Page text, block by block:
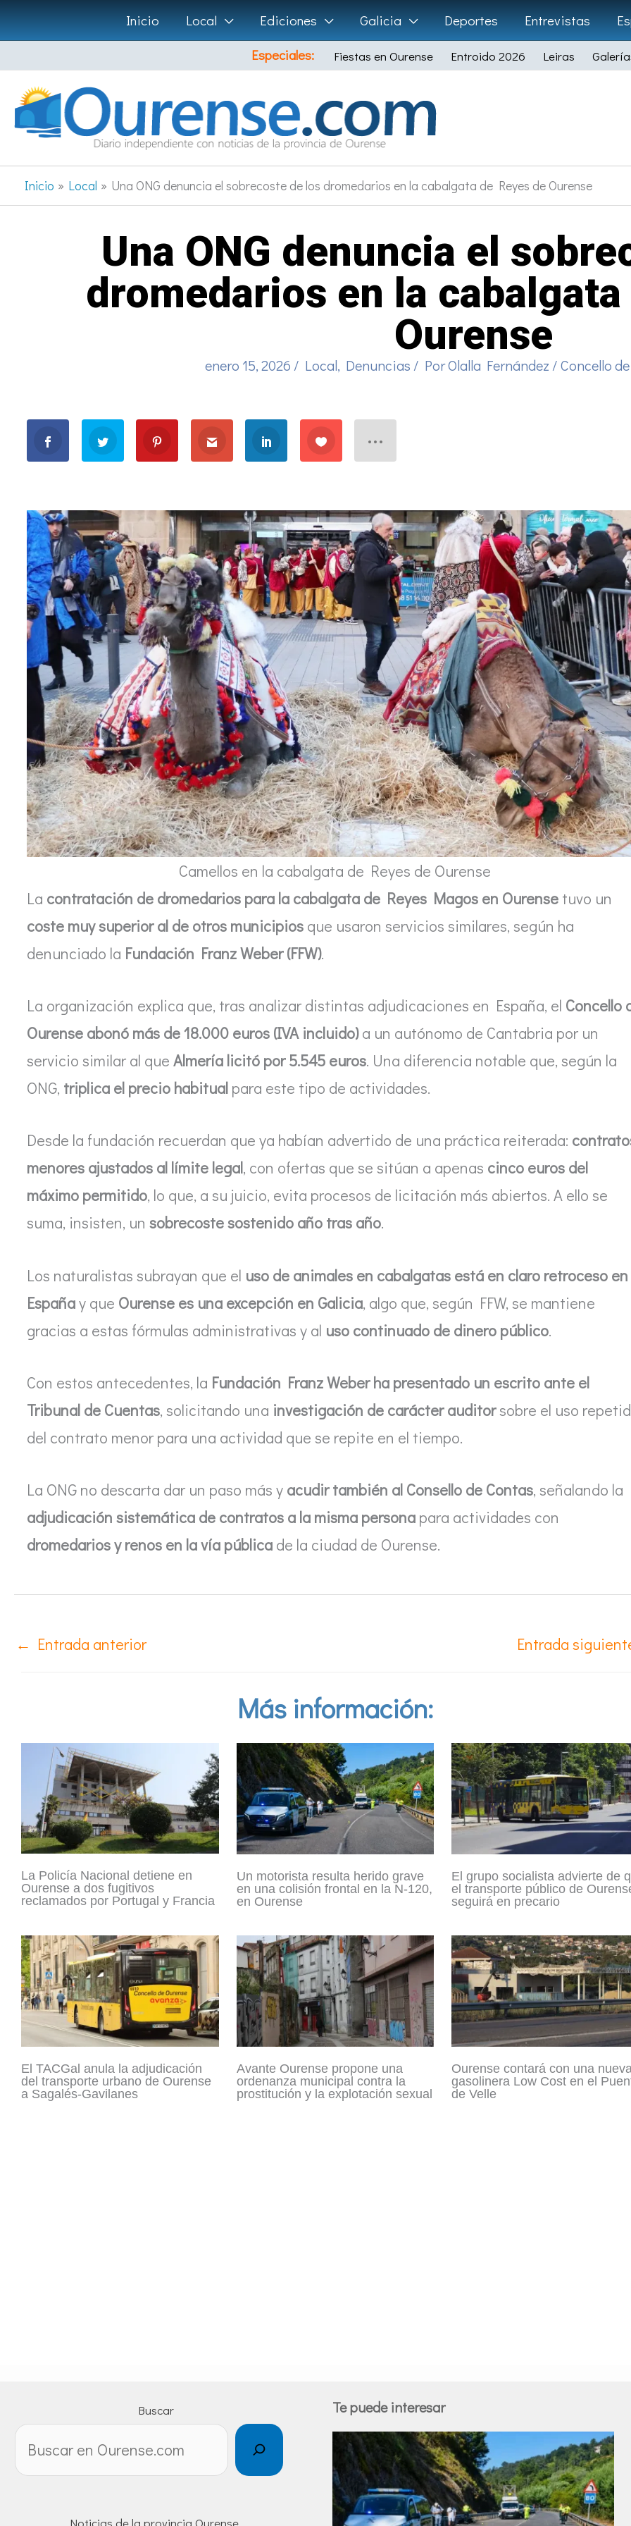
Ir
al
contenido
Inicio Local Ediciones Galicia Deportes Entrevistas
Especiales:
Fiestas en Ourense Entroido 2026 Leiras
Inicio Local Una ONG denuncia el sobrecoste de los dromedarios en la cabalgata de Reyes de Ourense
Una ONG denuncia el
dromedarios en la cabalgata
Ourense
enero 15, 2026 / Local, Denuncias / PorOlalla Fernández /Concello
Camellos en la cabalgata de Reyes de Ourense
La contratación de dromedarios para la cabalgata de Reyes Magos en Ourense tuvo un
coste muy superior al de otros municipios que usaron servicios similares, según ha
denunciado la Fundación Franz Weber (FFW).
La organización explica que, tras analizar distintas adjudicaciones en España, el Concello
Ourense abonó más de 18.000 euros (IVA incluido)a un autónomo de Cantabria por un
servicio similar al que Almería licitó por 5.545 euros. Una diferencia notable que, según la
ONG, triplica el precio habitual para este tipo de actividades.
Desde la fundación recuerdan que ya habían advertido de una práctica reiterada:
menores ajustados al límite legal, con ofertas que se sitúan a apenas cinco euros del
máximo permitido, lo que, a su juicio, evita procesos de licitación más abiertos. A ello se
suma, insisten, un sobrecoste sostenido año tras año.
Los naturalistas subrayan que el uso de animales en cabalgatas está en claro retroceso en
Españay que Ourense es una excepción en Galicia, algo que, según FFW, se mantiene
gracias a estas fórmulas administrativas y al uso continuado de dinero público.
Con estos antecedentes, la Fundación Franz Weber ha presentado un escrito ante el
Tribunal de Cuentas, solicitando una investigación de carácter auditorsobre el uso
del contrato menor para una actividad que se repite en el tiempo.
La ONG no descarta dar un paso más y acudir también al Consello de Contas, señalando la
adjudicación sistemática de contratos a la misma persona para actividades con
dromedarios y renos en la vía pública de la ciudad de Ourense.
← Entrada anterior Entrada
Más información:
La Policía Nacional detiene en
Ourense a dos fugitivos
reclamados por Portugal y Francia
Un motorista resulta herido grave
en una colisión frontal en la N-120,
en Ourense
El grupo socialista advierte de
el transporte público de
seguirá en precario
El TACGal anula la adjudicación
del transporte urbano de Ourense
a Sagalés-Gavilanes
Avante Ourense propone una
ordenanza municipal contra la
prostitución y la explotación sexual
Ourense contará con una
gasolinera Low Cost en el
de Velle
Buscar Te puede interesar